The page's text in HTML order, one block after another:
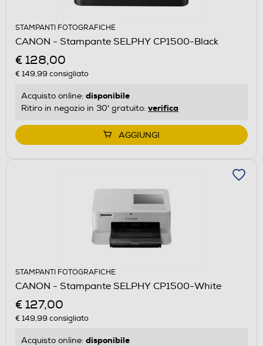
STAMPANTI FOTOGRAFICHE
CANON - Stampante SELPHY CP1500-Black
€ 128,00
€ 149,99 consigliato
Acquisto online: disponibile
Ritiro in negozio in 30' gratuito: verifica
AGGIUNGI
STAMPANTI FOTOGRAFICHE
CANON - Stampante SELPHY CP1500-White
€ 127,00
€ 149,99 consigliato
Acquisto online: disponibile